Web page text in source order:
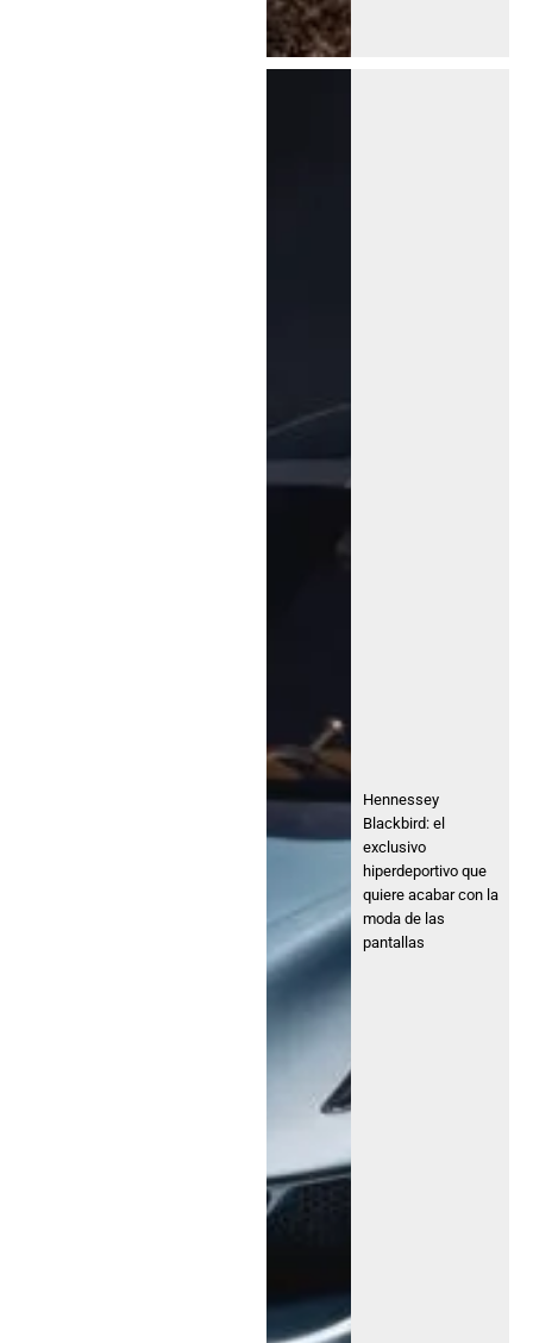
Hennessey
Blackbird: el
exclusivo
hiperdeportivo que
quiere acabar con la
moda de las
pantallas